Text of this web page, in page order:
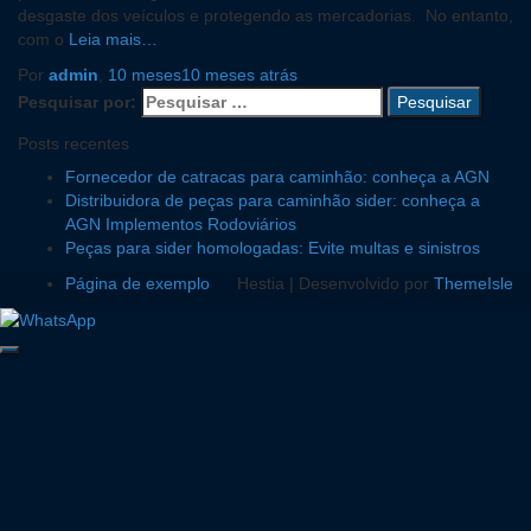
desgaste dos veículos e protegendo as mercadorias. No entanto,
com o Leia mais…
Por admin 10 meses10 meses atrás
Pesquisar por:
Posts recentes
Fornecedor de catracas para caminhão: conheça a AGN
Distribuidora de peças para caminhão sider: conheça a
AGN Implementos Rodoviários
Peças para sider homologadas: Evite multas e sinistros
Página de exemplo
Hestia | Desenvolvido por ThemeIsle